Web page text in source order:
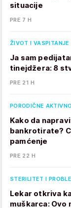
situacije
PRE 7 H
ŽIVOT I VASPITANJE
Ja sam
tinejdžera: 8
PRE 21 H
PORODIČNE
Kako da
bankrotirate?
pamćenje
PRE 22 H
STERILITET I
Lekar otkriva
muškarca: Ovo